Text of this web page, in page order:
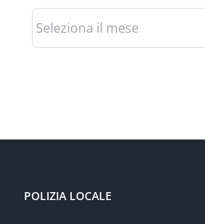
Archivio
POLIZIA LOCALE